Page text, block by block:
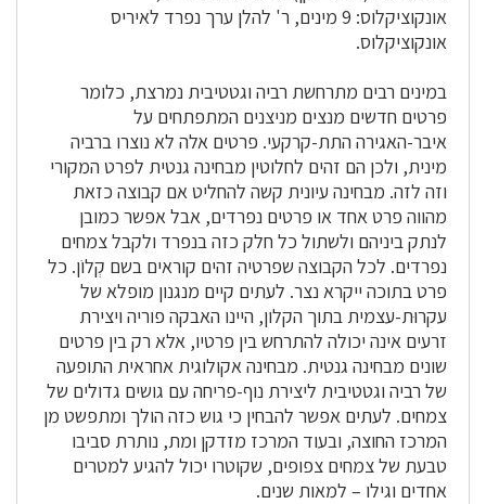
אונקוציקלוס: 9 מינים, ר' להלן ערך נפרד לאיריס
אונקוציקלוס.
במינים רבים מתרחשת רביה וגטטיבית נמרצת, כלומר
פרטים חדשים מנצים מניצנים המתפתחים על
איבר-האגירה התת-קרקעי. פרטים אלה לא נוצרו ברביה
מינית, ולכן הם זהים לחלוטין מבחינה גנטית לפרט המקורי
וזה לזה. מבחינה עיונית קשה להחליט אם קבוצה כזאת
מהווה פרט אחד או פרטים נפרדים, אבל אפשר כמובן
לנתק ביניהם ולשתול כל חלק כזה בנפרד ולקבל צמחים
נפרדים. לכל הקבוצה שפרטיה זהים קוראים בשם קְלוֹן. כל
פרט בתוכה ייקרא נצר. לעתים קיים מנגנון מופלא של
עקרוּת-עצמית בתוך הקלון, היינו האבקה פוריה ויצירת
זרעים אינה יכולה להתרחש בין פרטיו, אלא רק בין פרטים
שונים מבחינה גנטית. מבחינה אקולוגית אחראית התופעה
של רביה וגטטיבית ליצירת נוף-פריחה עם גושים גדולים של
צמחים. לעתים אפשר להבחין כי גוש כזה הולך ומתפשט מן
המרכז החוצה, ובעוד המרכז מזדקן ומת, נותרת סביבו
טבעת של צמחים צפופים, שקוטרו יכול להגיע למטרים
אחדים וגילו – למאות שנים.